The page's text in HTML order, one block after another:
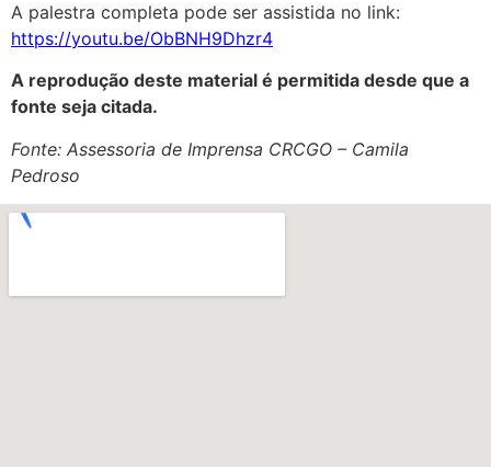
A palestra completa pode ser assistida no link:
https://youtu.be/ObBNH9Dhzr4
A reprodução deste material é permitida desde que a
fonte seja citada.
Fonte: Assessoria de Imprensa CRCGO – Camila
Pedroso